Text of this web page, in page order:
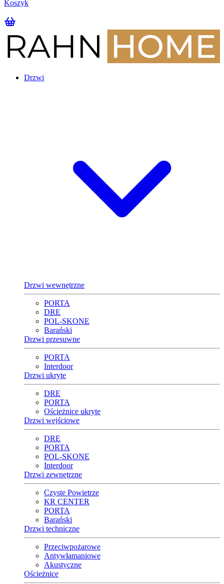
Koszyk
Drzwi
Drzwi wewnętrzne
PORTA
DRE
POL-SKONE
Barański
Drzwi przesuwne
PORTA
Interdoor
Drzwi ukryte
DRE
PORTA
Ościeżnice ukryte
Drzwi wejściowe
DRE
PORTA
POL-SKONE
Interdoor
Drzwi zewnętrzne
Czyste Powietrze
KR CENTER
PORTA
Barański
Drzwi techniczne
Przeciwpożarowe
Antywłamaniowe
Akustyczne
Ościeżnice